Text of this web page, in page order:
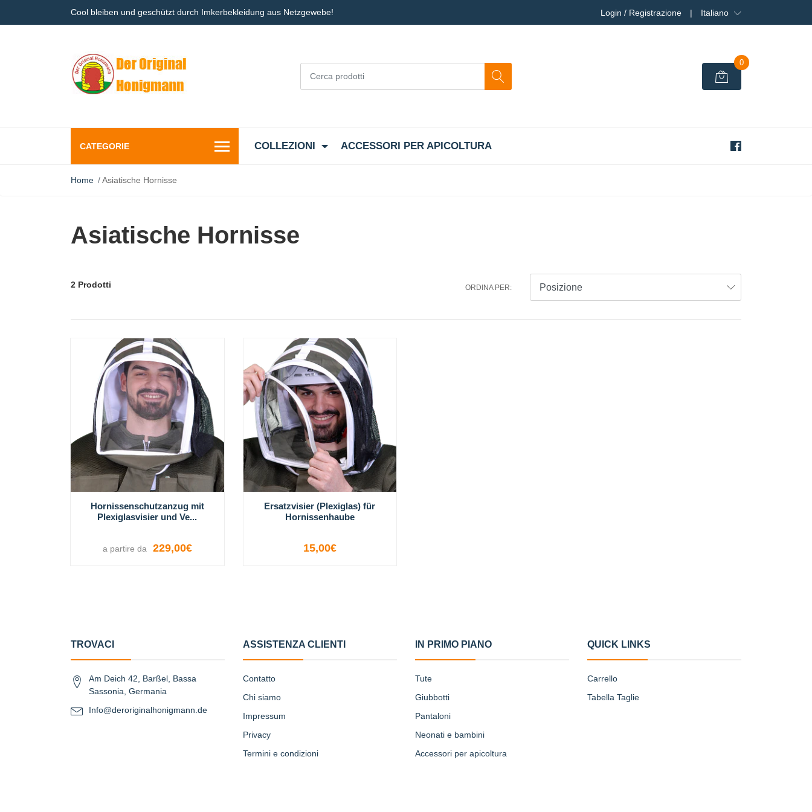
Cool bleiben und geschützt durch Imkerbekleidung aus Netzgewebe! Login / Registrazione | Italiano
0
CATEGORIE COLLEZIONI ACCESSORI PER APICOLTURA
Home Asiatische Hornisse
Asiatische Hornisse
2 Prodotti ORDINA PER:
Hornissenschutzanzug mit
Plexiglasvisier und Ve...
VISUALIZZA LE OPZIONI
a partire da 229,00€
Ersatzvisier (Plexiglas) für
Hornissenhaube
VISUALIZZA LE OPZIONI
15,00€
TROVACI
Am Deich 42, Barßel, Bassa
Sassonia, Germania
Info@deroriginalhonigmann.de
ASSISTENZA CLIENTI
Contatto
Chi siamo
Impressum
Privacy
Termini e condizioni
IN PRIMO PIANO
Tute
Giubbotti
Pantaloni
Neonati e bambini
Accessori per apicoltura
QUICK LINKS
Carrello
Tabella Taglie